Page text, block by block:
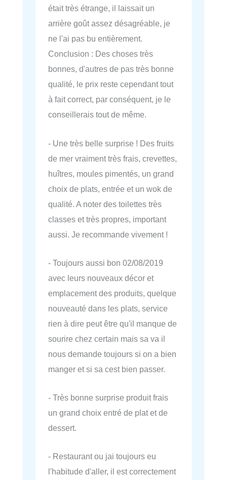
était très étrange, il laissait un
arrière goût assez désagréable, je
ne l'ai pas bu entièrement.
Conclusion : Des choses très
bonnes, d'autres de pas très bonne
qualité, le prix reste cependant tout
à fait correct, par conséquent, je le
conseillerais tout de même.
- Une très belle surprise ! Des fruits
de mer vraiment très frais, crevettes,
huîtres, moules pimentés, un grand
choix de plats, entrée et un wok de
qualité. A noter des toilettes très
classes et très propres, important
aussi. Je recommande vivement !
- Toujours aussi bon 02/08/2019
avec leurs nouveaux décor et
emplacement des produits, quelque
nouveauté dans les plats, service
rien à dire peut être qu'il manque de
sourire chez certain mais sa va il
nous demande toujours si on a bien
manger et si sa cest bien passer.
- Très bonne surprise produit frais
un grand choix entré de plat et de
dessert.
- Restaurant ou jai toujours eu
l'habitude d'aller, il est correctement